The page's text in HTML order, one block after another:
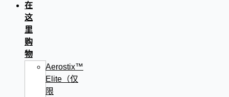
在
这
里
购
物
Aerostix™
Elite（仅
限